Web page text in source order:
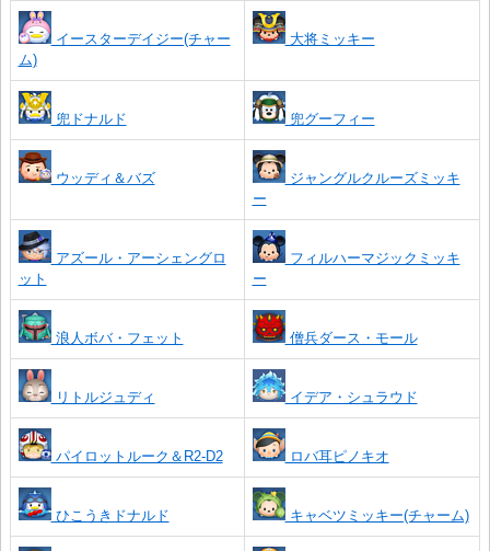
イースターデイジー(チャー
ム)
大将ミッキー
兜ドナルド 兜グーフィー
ウッディ＆バズ
ジャングルクルーズミッキ
ー
アズール・アーシェングロ
ット
フィルハーマジックミッキ
ー
浪人ボバ・フェット 僧兵ダース・モール
リトルジュディ イデア・シュラウド
パイロットルーク＆R2-D2 ロバ耳ピノキオ
ひこうきドナルド キャベツミッキー(チャーム)